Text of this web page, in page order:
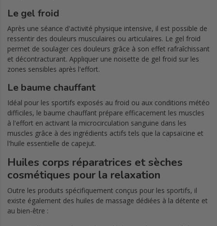
Le gel froid
Après une séance d'activité physique intensive, il est possible de
ressentir des douleurs musculaires ou articulaires. Le gel froid
permet de soulager ces douleurs grâce à son effet rafraîchissant
et décontracturant. Appliquer une noisette de gel froid sur les
zones sensibles après l'effort.
Le baume chauffant
Idéal pour les sportifs exposés au froid ou aux conditions météo
difficiles, le baume chauffant prépare efficacement les muscles
à l'effort en activant la microcirculation sanguine dans les
muscles grâce à des ingrédients actifs tels que la capsaïcine et
l'huile essentielle de capejut.
Huiles corps réparatrices et sèches
cosmétiques pour la relaxation
Outre les produits spécifiquement conçus pour les sportifs, il
existe également des huiles de massage dédiées à la détente et
au bien-être :